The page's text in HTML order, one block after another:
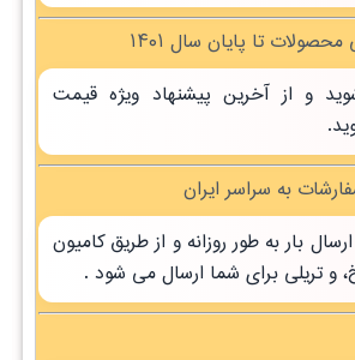
تا پایان سال ۱۴۰۱
و از آخرین پیشنهاد ویژه قیمت
به سراسر ایران
بار به طور روزانه و از طریق کامیون
و تریلی برای شما ارسال می شود .